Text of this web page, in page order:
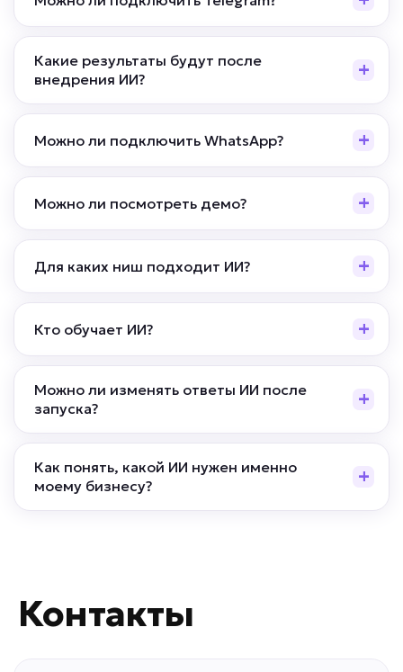
Какие результаты будут после
внедрения ИИ?
Можно ли подключить WhatsApp?
Можно ли посмотреть демо?
Для каких ниш подходит ИИ?
Кто обучает ИИ?
Можно ли изменять ответы ИИ после
запуска?
Как понять, какой ИИ нужен именно
моему бизнесу?
Контакты